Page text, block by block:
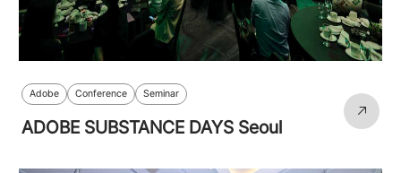
Adobe Conference Seminar
ADOBE SUBSTANCE DAYS Seoul